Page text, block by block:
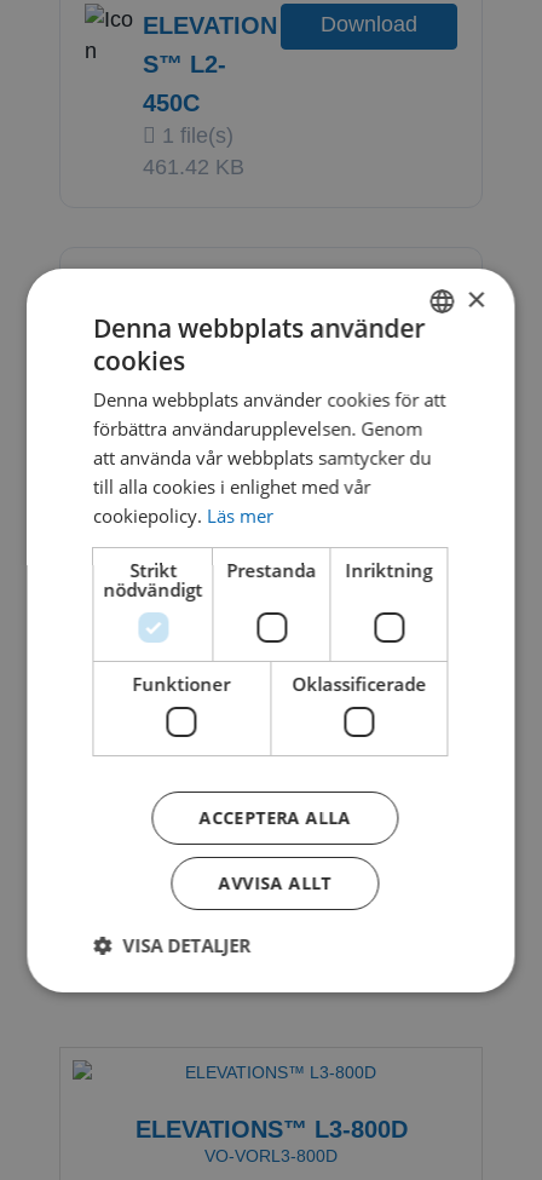
ELEVATION
S™ L2-
450C
1 file(s)
461.42 KB
Download
S™ L2-
450C
1 file(s)
3.72 MB
ELEVATION
S™ L2-
450C
1 file(s)
1.65 MB
Download
Kontakta oss
ELEVATIONS™ L3-800D
VO-VORL3-800D
DANISH
×
Denna webbplats använder
cookies
Denna webbplats använder cookies för att
förbättra användarupplevelsen. Genom
att använda vår webbplats samtycker du
till alla cookies i enlighet med vår
cookiepolicy. Läs mer
Strikt
nödvändigt
Prestanda Inriktning
Funktioner Oklassificerade
ACCEPTERA ALLA
AVVISA ALLT
VISA DETALJER